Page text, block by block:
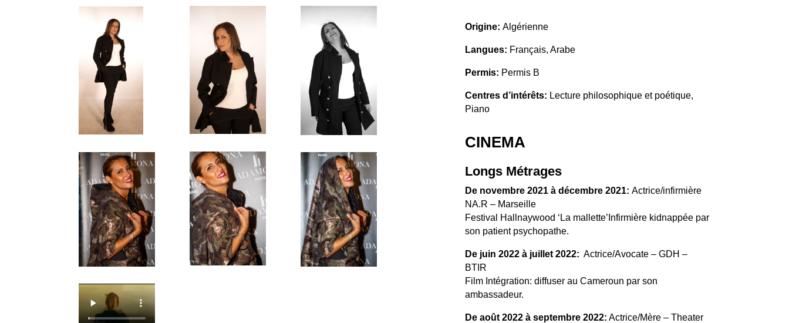
Origine: Algérienne
Langues: Français, Arabe
Permis: Permis B
Centres d’intérêts: Lecture philosophique et poétique,
Piano
CINEMA
Longs Métrages
De novembre 2021 à décembre 2021: Actrice/infirmière
NA.R – Marseille
Festival Hallnaywood ‘La mallette’Infirmière kidnappée par
son patient psychopathe.
De juin 2022 à juillet 2022: Actrice/Avocate – GDH –
BTIR
Film Intégration: diffuser au Cameroun par son
ambassadeur.
De août 2022 à septembre 2022: Actrice/Mère – Theater